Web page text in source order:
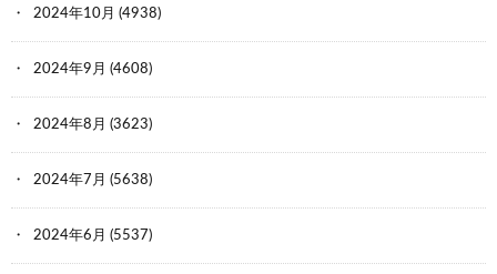
2024年10月 (4938)
2024年9月 (4608)
2024年8月 (3623)
2024年7月 (5638)
2024年6月 (5537)